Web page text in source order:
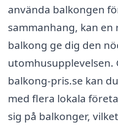
använda balkongen
sammanhang, kan
balkong ge dig den
utomhusupplevelsen.
balkong-pris.se kan
med flera lokala
sig på balkonger,